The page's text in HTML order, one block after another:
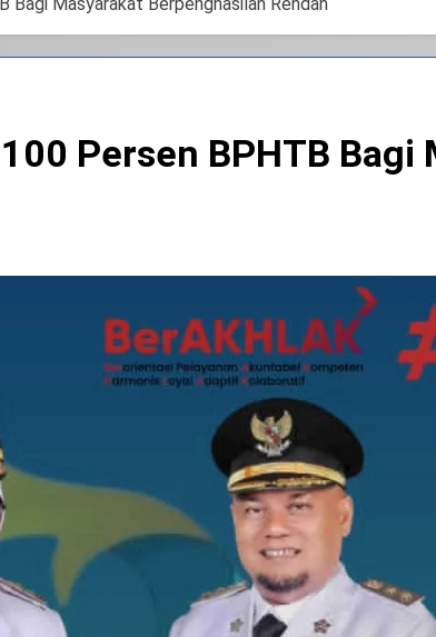
Bagi Masyarakat Berpenghasilan Rendah
Persen BPHTB